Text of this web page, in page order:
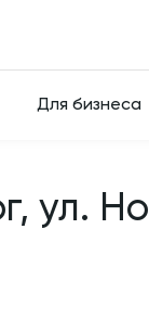
Для бизнеса
ул.